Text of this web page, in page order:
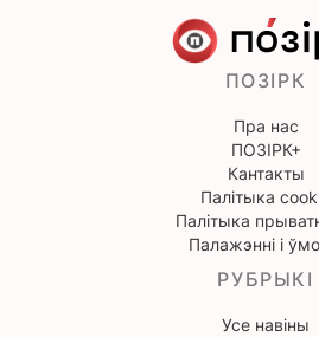
ПОЗІРК
Пра нас
ПОЗІРК+
Кантакты
Палітыка
Палітыка
Палажэнні і
РУБРЫКІ
Усе навіны